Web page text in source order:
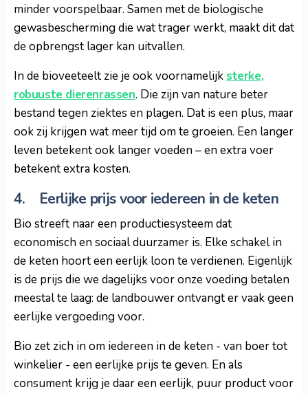
minder voorspelbaar. Samen met de biologische
gewasbescherming die wat trager werkt, maakt dit dat
de opbrengst lager kan uitvallen.
In de bioveeteelt zie je ook voornamelijksterke,
robuuste dierenrassen. Die zijn van nature beter
bestand tegen ziektes en plagen. Dat is een plus, maar
ook zij krijgen wat meer tijd om te groeien. Een langer
leven betekent ook langer voeden – en extra voer
betekent extra kosten.
4. Eerlijke prijs voor iedereen in de keten
Bio streeft naar een productiesysteem dat
economisch en sociaal duurzamer is. Elke schakel in
de keten hoort een eerlijk loon te verdienen. Eigenlijk
is de prijs die we dagelijks voor onze voeding betalen
meestal te laag: de landbouwer ontvangt er vaak geen
eerlijke vergoeding voor.
Bio zet zich in om iedereen in de keten - van boer tot
winkelier - een eerlijke prijs te geven. En als
consument krijg je daar een eerlijk, puur product voor